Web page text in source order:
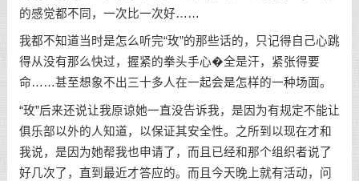
的感觉都不同，一次比一次好……
我都不知道当时是怎么听完“玫”的那些话的，只记得自己心跳
得从没有那么快过，握紧的拳头手心�全是汗，紧张得要
命……甚至想象不出三十多人在一起会是怎样的一种场面。
“玫”后来还说让我原谅她一直没告诉我，是因为有规定不能让
俱乐部以外的人知道，以保证其安全性。之所到以现在才和
我说，是因为她帮我也申请了，而且已经和那个组织者说了
好几次了，直到最近才答应的。而且今天晚上就有活动，问